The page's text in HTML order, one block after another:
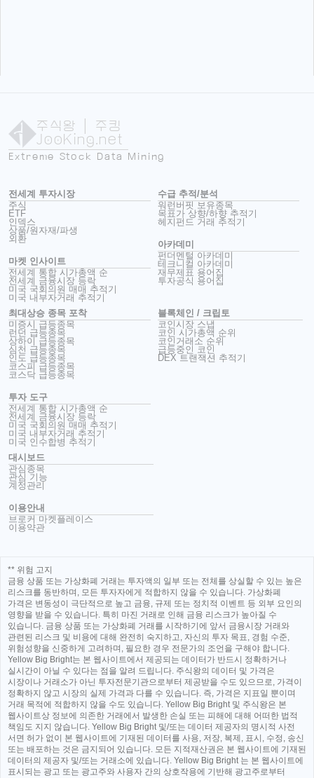
주식왕 | 주킹
JooKing.net
Extreme Stock Data Mining
전세계 투자시장
주식
ETF
인덱스
상품/원자재/파생
외환
마켓 인사이트
전세계 통합 시가총액 순
전세계 금융시장 등락
미국 국회의원 매매 추적기
미국 내부자거래 추적기
수급 추적/분석
워런버핏 보유종목
목표가 상향/하향 추적기
헤지펀드 거래 추적기
아카데미
펀더멘털 아카데미
테크니컬 아카데미
재무제표 용어집
투자공식 용어집
최대상승 종목 포착
미증시 급등종목
런던 급등종목
상하이 급등종목
심천 급등종목
인도 급등종목
코스피 급등종목
코스닥 급등종목
투자 도구
전세계 통합 시가총액 순
전세계 금융시장 등락
미국 국회의원 매매 추적기
미국 내부자거래 추적기
미국 인수합병 추적기
블록체인 / 크립토
코인시장 스냅
코인 시가총액 순위
코인거래소 순위
급등중인 코인
DEX 트랜잭션 추적기
대시보드
관심종목
관심 기능
계정관리
이용안내
브로커 마켓플레이스
이용약관
** 위험 고지
금융 상품 또는 가상화폐 거래는 투자액의 일부 또는 전체를 상실할 수 있는 높은
리스크를 동반하며, 모든 투자자에게 적합하지 않을 수 있습니다. 가상화폐
가격은 변동성이 극단적으로 높고 금융, 규제 또는 정치적 이벤트 등 외부 요인의
영향을 받을 수 있습니다. 특히 마진 거래로 인해 금융 리스크가 높아질 수
있습니다. 금융 상품 또는 가상화폐 거래를 시작하기에 앞서 금융시장 거래와
관련된 리스크 및 비용에 대해 완전히 숙지하고, 자신의 투자 목표, 경험 수준,
위험성향을 신중하게 고려하며, 필요한 경우 전문가의 조언을 구해야 합니다.
Yellow Big Bright는 본 웹사이트에서 제공되는 데이터가 반드시 정확하거나
실시간이 아닐 수 있다는 점을 알려 드립니다. 주식왕의 데이터 및 가격은
시장이나 거래소가 아닌 투자전문기관으로부터 제공받을 수도 있으므로, 가격이
정확하지 않고 시장의 실제 가격과 다를 수 있습니다. 즉, 가격은 지표일 뿐이며
거래 목적에 적합하지 않을 수도 있습니다. Yellow Big Bright 및 주식왕은 본
웹사이트상 정보에 의존한 거래에서 발생한 손실 또는 피해에 대해 어떠한 법적
책임도 지지 않습니다. Yellow Big Bright 및/또는 데이터 제공자의 명시적 사전
서면 허가 없이 본 웹사이트에 기재된 데이터를 사용, 저장, 복제, 표시, 수정, 송신
또는 배포하는 것은 금지되어 있습니다. 모든 지적재산권은 본 웹사이트에 기재된
데이터의 제공자 및/또는 거래소에 있습니다. Yellow Big Bright 는 본 웹사이트에
표시되는 광고 또는 광고주와 사용자 간의 상호작용에 기반해 광고주로부터